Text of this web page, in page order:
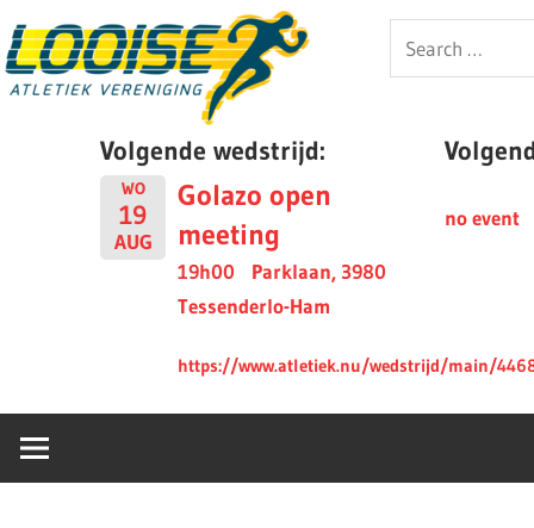
to
content
Looise
Search
for:
Volgende wedstrijd:
WO
19
AUG
Golazo open
meeting
19h00
Parklaan, 3980
Tessenderlo-Ham
https://www.atletiek.nu/wedstrijd/main/
no event